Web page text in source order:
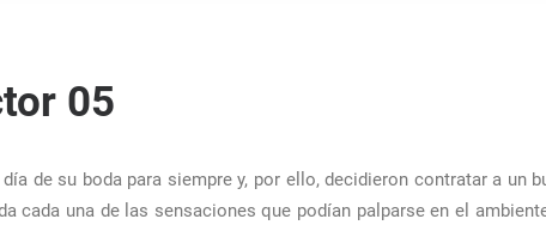
05
de su boda para siempre y, por ello, decidieron contratar a un
cada una de las sensaciones que podían palparse en el